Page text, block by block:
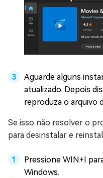
Aguarde alguns
atualizado. Depois
reproduza o arquivo
Se isso não resolver o
para desinstalar e
Pressione WIN+I
Windows.